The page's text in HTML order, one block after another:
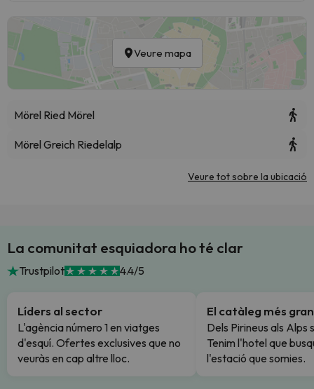
Veure mapa
Mörel Ried Mörel
Mörel Greich Riedelalp
Veure tot sobre la ubicació
La comunitat esquiadora ho té clar
Trustpilot 4.4/5
Líders al sector
L'agència número 1 en viatges
d'esquí. Ofertes exclusives que no
veuràs en cap altre lloc.
El catàleg més gran
Dels Pirineus als Alps
Tenim l'hotel que
l'estació que somies.